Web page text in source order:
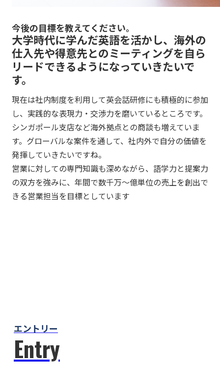
今後の目標を教えてください。
大学時代に学んだ英語を活かし、海外の
仕入先や得意先とのミーティングを自ら
リードできるようになっていきたいで
す。
現在は社内制度を利用して英会話研修にも積極的に参加
し、実践的な表現力・交渉力を磨いているところです。
シンガポール支店など海外拠点との商談も増えていま
す。グローバルな案件を通して、社内外で自分の価値を
発揮していきたいですね。
営業に対しての専門知識も深めながら、語学力と提案力
の双方を強みに、年間で数千万〜億単位の売上を創出で
きる営業担当を目標としています
エントリー
Entry